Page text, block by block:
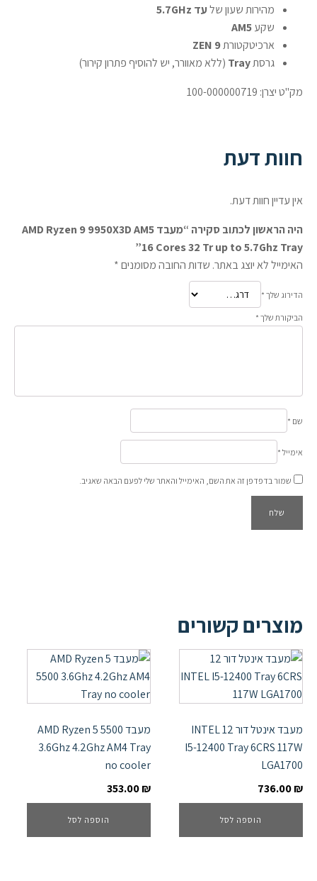
מהירות שעון שלעד 5.7GHz
שקעAM5
ארכיטקטורתZEN 9
גרסתTray (ללא מאוורר, יש להוסיף פתרון קירור)
מק"ט יצרן: 100-000000719
חוות דעת
אין עדיין חוות דעת.
היה הראשון לכתוב סקירה “מעבד AMD Ryzen 9 9950X3D AM5
16 Cores 32 Tr up to 5.7Ghz Tray”
האימייל לא יוצג באתר. שדות החובה מסומנים*
הדירוג שלך *
הביקורת שלך *
שם *
אימייל *
שמור בדפדפן זה את השם, האימייל והאתר שלי לפעם הבאה שאגיב.
מוצרים קשורים
מעבד אינטל דור 12 INTEL
I5-12400 Tray 6CRS 117W
LGA1700
736.00₪
הוספה לסל
מעבד AMD Ryzen 5 5500
3.6Ghz 4.2Ghz AM4 Tray
no cooler
353.00₪
הוספה לסל